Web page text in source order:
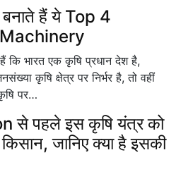
हैं ये Top 4
कि भारत एक कृषि प्रधान देश है,
कृषि क्षेत्र पर निर्भर है, तो वहीं
पर…
से पहले इस कृषि यंत्र को
जानिए क्या है इसकी